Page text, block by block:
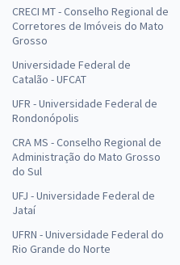
CRECI MT - Conselho Regional de
Corretores de Imóveis do Mato
Grosso
Universidade Federal de
Catalão - UFCAT
UFR - Universidade Federal de
Rondonópolis
CRA MS - Conselho Regional de
Administração do Mato Grosso
do Sul
UFJ - Universidade Federal de
Jataí
UFRN - Universidade Federal do
Rio Grande do Norte